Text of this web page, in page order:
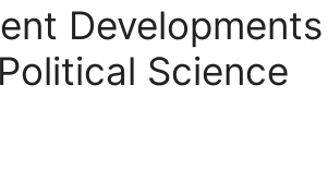
Developments
Science